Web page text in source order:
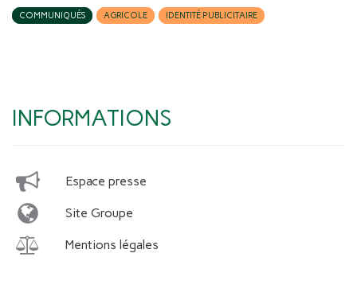
COMMUNIQUÉS AGRICOLE IDENTITÉ PUBLICITAIRE
INFORMATIONS
Espace presse
Site Groupe
Mentions légales